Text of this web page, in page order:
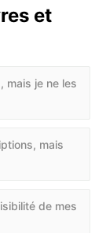
et
mais je ne les
mais
de mes